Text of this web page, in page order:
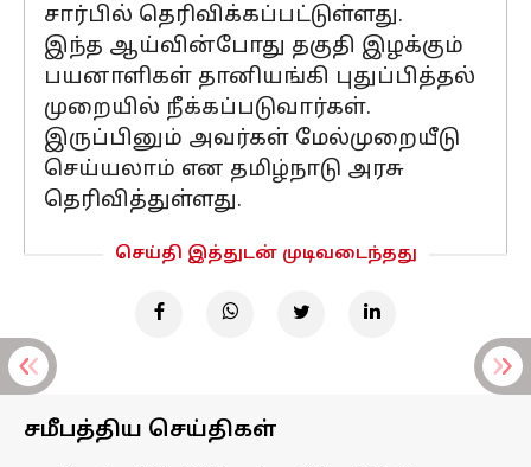
சார்பில் தெரிவிக்கப்பட்டுள்ளது.
இந்த ஆய்வின்போது தகுதி இழக்கும்
பயனாளிகள் தானியங்கி புதுப்பித்தல்
முறையில் நீக்கப்படுவார்கள்.
இருப்பினும் அவர்கள் மேல்முறையீடு
செய்யலாம் என தமிழ்நாடு அரசு
தெரிவித்துள்ளது.
செய்தி இத்துடன் முடிவடைந்தது
சமீபத்திய செய்திகள்